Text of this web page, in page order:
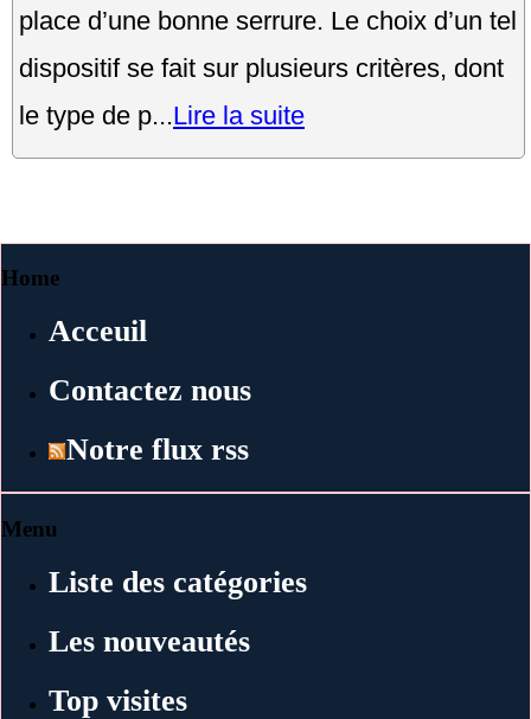
place d’une bonne serrure. Le choix d’un tel
dispositif se fait sur plusieurs critères, dont
le type de p...Lire la suite
Home
Acceuil
Contactez nous
Notre flux rss
Menu
Liste des catégories
Les nouveautés
Top visites